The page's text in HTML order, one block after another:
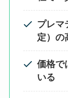
プレマ
定）の
価格で
いる